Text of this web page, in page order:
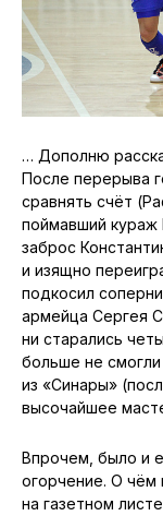
… Дополню
После перерыва
сравнять счёт
поймавший кураж
заброс
и изящно
подкосил
армейца Сергея
ни старались
больше не
из «Синары»
высочайшее
Впрочем, было и
огорчение. О чём
на газетном